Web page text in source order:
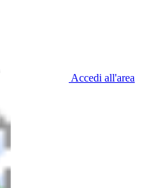
Accedi all'area